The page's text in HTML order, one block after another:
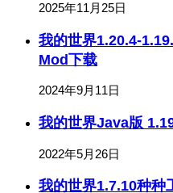
2025年11月25日
我的世界1.20.4-
Mod下载
2024年9月11日
我的世界Java版
2022年5月26日
我的世界1.7.10种种